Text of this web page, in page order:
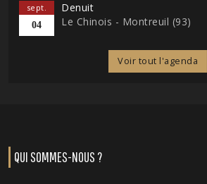
sept.
04
Denuit
Le Chinois - Montreuil (93)
Voir tout l'agenda
QUI SOMMES-NOUS ?